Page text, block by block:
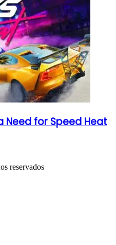
Need for Speed Heat
reservados